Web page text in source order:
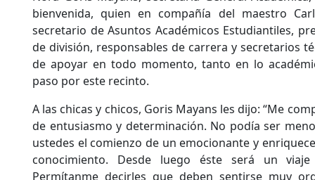
bienvenida, quien en compañía del maestro
secretario de Asuntos Académicos Estudiantiles,
de división, responsables de carrera y secretarios
de apoyar en todo momento, tanto en lo
paso por este recinto.
A las chicas y chicos, Goris Mayans les dijo: “Me
de entusiasmo y determinación. No podía ser
ustedes el comienzo de un emocionante y
conocimiento. Desde luego éste será un
Permítanme decirles que deben sentirse muy